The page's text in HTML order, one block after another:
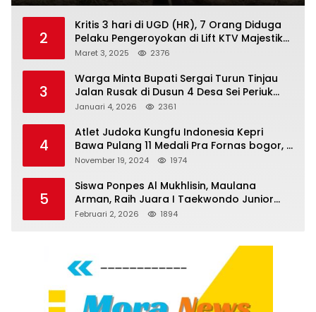
2
Kritis 3 hari di UGD (HR), 7 Orang Diduga
Pelaku Pengeroyokan di Lift KTV Majestik
Melenggang Bebas, Kantor Hukum JAP
Tanjungpinang
Maret 3, 2025 2376
3
Warga Minta Bupati Sergai Turun Tinjau
Jalan Rusak di Dusun 4 Desa Sei Periuk
Serdang Bedagai
Januari 4, 2026 2361
4
Atlet Judoka Kungfu Indonesia Kepri
Bawa Pulang 11 Medali Pra Fornas bogor, 3
Emas dan 8 Perunggu.
November 19, 2024 1974
5
Siswa Ponpes Al Mukhlisin, Maulana
Arman, Raih Juara I Taekwondo Junior
Putra di Riau National Championship 2026
Februari 2, 2026 1894